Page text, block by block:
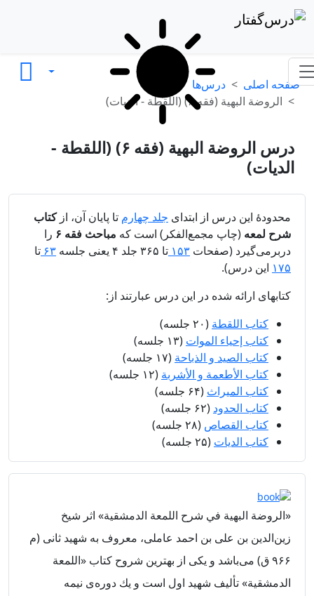
صفحه اصلی
درس‌ها
الروضة البهیة (فقه ۶) (اللقطة - الدیات)
درس الروضة البهیة (فقه ۶) (اللقطة -
الدیات)
محدودهٔ این درس از ابتدای جلد چهارم تا پایان آن، ازکتاب
شرح لمعه (چاپ مجمع‌الفکر) است که مباحث فقه ۶
را
دربرمی‌گیرد (صفحات ۱۵۳ تا ۳۶۵ جلد ۴ یعنی جلسه ۶۳ تا
۱۷۵ این درس).
کتابهای ارائه شده در این درس عبارتند از:
کتاب اللقطة (۲۰ جلسه)
کتاب إحیاء الموات (۱۳ جلسه)
کتاب الصید و الذباحة (۱۷ جلسه)
کتاب الأطعمة و الأشربة (۱۲ جلسه)
کتاب المیراث (۶۴ جلسه)
کتاب الحدود (۶۲ جلسه)
کتاب القصاص (۲۸ جلسه)
کتاب الدیات (۲۵ جلسه)
«الروضة البهية في شرح اللمعة الدمشقية» اثر شيخ
زين‌الدين بن على بن احمد عاملى، معروف به شهيد ثانى (م
۹۶۶ ق) می‌باشد و یکی از بهترين شروح کتاب «اللمعة
الدمشقية» تأليف شهيد اول است و يك دوره‌ی نيمه